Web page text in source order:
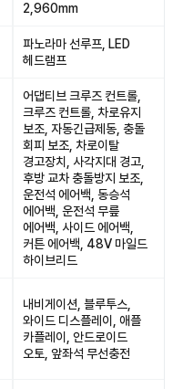
2,960mm
파노라마 선루프, LED
헤드램프
어댑티브 크루즈 컨트롤,
크루즈 컨트롤, 차로유지
보조, 자동긴급제동, 충돌
회피 보조, 차로이탈
경고장치, 사각지대 경고,
후방 교차 충돌방지 보조,
운전석 에어백, 동승석
에어백, 운전석 무릎
에어백, 사이드 에어백,
커튼 에어백, 48V 마일드
하이브리드
내비게이션, 블루투스,
와이드 디스플레이, 애플
카플레이, 안드로이드
오토, 앞좌석 무선충전